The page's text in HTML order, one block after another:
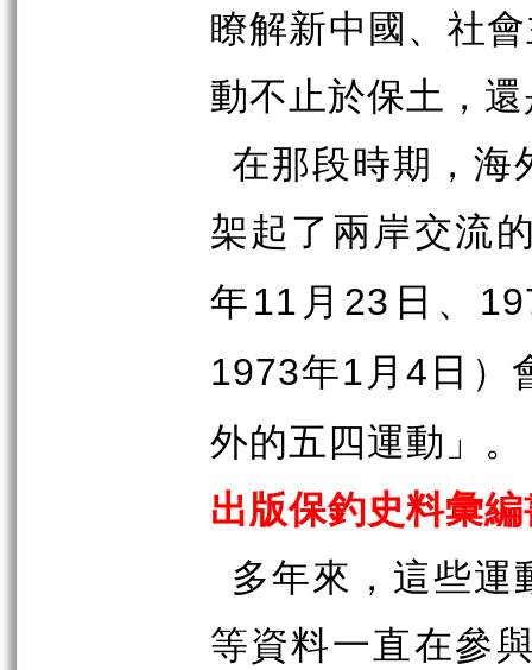
瞭解新中國、社
動不止於保土，
在那段時期，海
架起了兩岸交流
年11 月 23 日、
1973年1 月4 日）
外的五四運動」。
出版保釣史料彙
多年來，這些運
等資料一直在參